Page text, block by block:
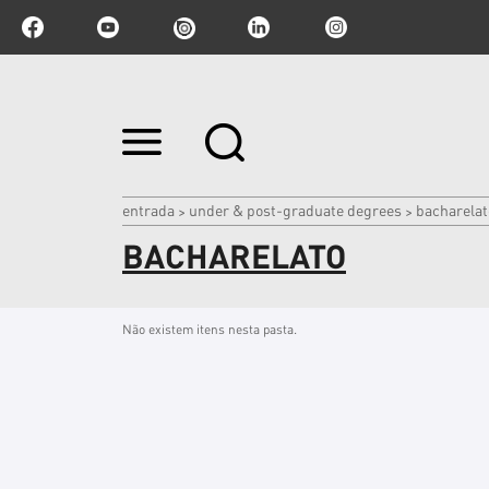
Ir
para
|
Ir
para
entrada > under & post-graduate degrees >
BACHARELATO
Não existem itens nesta pasta.